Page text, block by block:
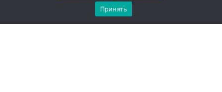
Автокран г/п 25т, стрела 21,7м, Камаз
от 20300 руб./смена
Принять